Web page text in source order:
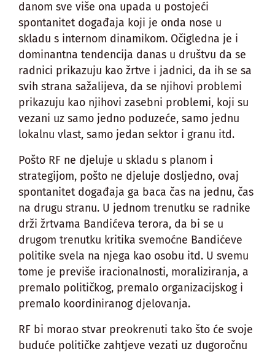
danom sve više ona upada u postojeći
spontanitet događaja koji je onda nose u
skladu s internom dinamikom. Očigledna je i
dominantna tendencija danas u društvu da se
radnici prikazuju kao žrtve i jadnici, da ih se sa
svih strana sažalijeva, da se njihovi problemi
prikazuju kao njihovi zasebni problemi, koji su
vezani uz samo jedno poduzeće, samo jednu
lokalnu vlast, samo jedan sektor i granu itd.
Pošto RF ne djeluje u skladu s planom i
strategijom, pošto ne djeluje dosljedno, ovaj
spontanitet događaja ga baca čas na jednu, čas
na drugu stranu. U jednom trenutku se radnike
drži žrtvama Bandićeva terora, da bi se u
drugom trenutku kritika svemoćne Bandićeve
politike svela na njega kao osobu itd. U svemu
tome je previše iracionalnosti, moraliziranja, a
premalo političkog, premalo organizacijskog i
premalo koordiniranog djelovanja.
RF bi morao stvar preokrenuti tako što će svoje
buduće političke zahtjeve vezati uz dugoročnu